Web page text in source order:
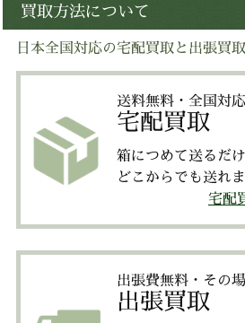
買取方法について
日本全国対応の宅配買取と出張買
送料無料・全国対応
宅配買取
箱につめて送るだ
どこからでも送れま
宅配
出張費無料・その
出張買取